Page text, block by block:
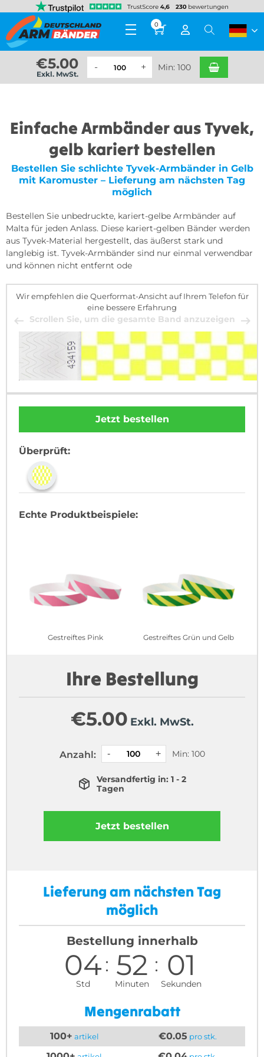
0
€5.00
Exkl. MwSt.
Min: 100
Einfache Armbänder aus Tyvek,
gelb kariert bestellen
Bestellen Sie schlichte Tyvek-Armbänder in Gelb
mit Karomuster – Lieferung am nächsten Tag
möglich
Bestellen Sie unbedruckte, kariert-gelbe Armbänder auf
Malta für jeden Anlass. Diese kariert-gelben Bänder werden
aus Tyvek-Material hergestellt, das äußerst stark und
langlebig ist. Tyvek-Armbänder sind nur einmal verwendbar
und können nicht entfernt ode
Wir empfehlen die Querformat-Ansicht auf Ihrem Telefon für
eine bessere Erfahrung
Scrollen Sie, um die gesamte Band anzuzeigen
Jetzt bestellen
Überprüft:
Echte Produktbeispiele:
Gestreiftes Pink Gestreiftes Grün und Gelb
Ihre Bestellung
€5.00 Exkl. MwSt.
Anzahl: Min: 100
Versandfertig in: 1 - 2
Tagen
Jetzt bestellen
Lieferung am nächsten Tag
möglich
Bestellung innerhalb
04
Std
52
Minuten
00
Sekunden
Mengenrabatt
100+ artikel €0.05 pro stk.